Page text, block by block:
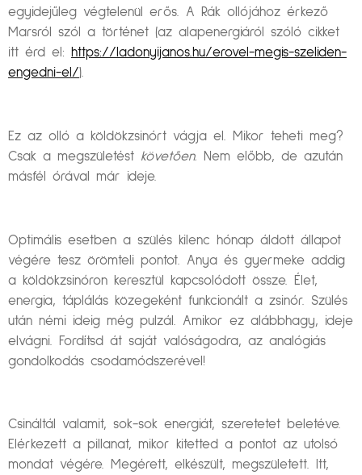
egyidejűleg végtelenül erős. A Rák ollójához érkező
Marsról szól a történet (az alapenergiáról szóló cikket
itt érd el:
https://ladonyijanos.hu/erovel-megis-szeliden-
engedni-el/).
Ez az olló a köldökzsinórt vágja el. Mikor teheti meg?
Csak a megszületést követően. Nem előbb, de azután
másfél órával már ideje.
Optimális esetben a szülés kilenc hónap áldott állapot
végére tesz örömteli pontot. Anya és gyermeke addig
a köldökzsinóron keresztül kapcsolódott össze. Élet,
energia, táplálás közegeként funkcionált a zsinór. Szülés
után némi ideig még pulzál. Amikor ez alábbhagy, ideje
elvágni. Fordítsd át saját valóságodra, az analógiás
gondolkodás csodamódszerével!
Csináltál valamit, sok-sok energiát, szeretetet beletéve.
Elérkezett a pillanat, mikor kitetted a pontot az utolsó
mondat végére. Megérett, elkészült, megszületett. Itt,